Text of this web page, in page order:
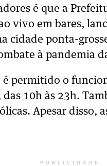
é que a
vivo em bares,
cidade ponta-
à pandemia
é permitido o
10h às 23h.
Apesar disso,
PUBLICIDADE